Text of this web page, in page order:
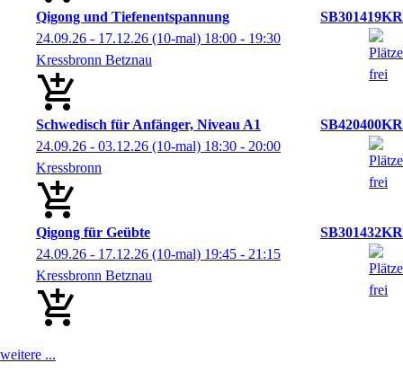
Qigong und Tiefenentspannung
SB301419KR
24.09.26 - 17.12.26 (10-mal) 18:00 - 19:30
Kressbronn Betznau
Schwedisch für Anfänger, Niveau A1
SB420400KR
24.09.26 - 03.12.26 (10-mal) 18:30 - 20:00
Kressbronn
Qigong für Geübte
SB301432KR
24.09.26 - 17.12.26 (10-mal) 19:45 - 21:15
Kressbronn Betznau
weitere ...